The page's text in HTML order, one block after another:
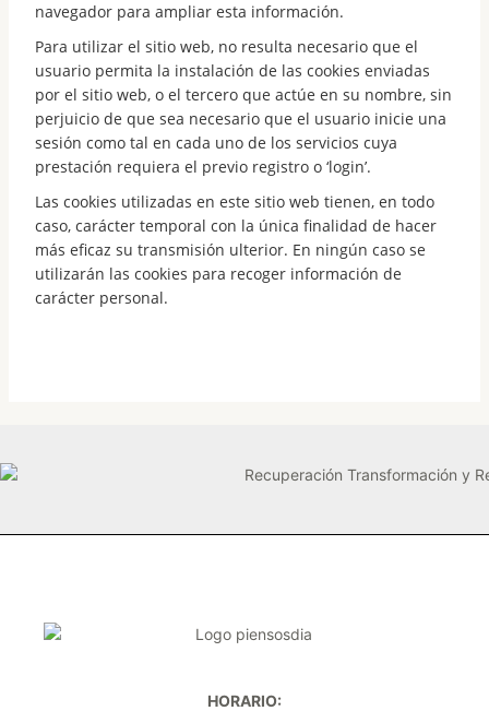
navegador para ampliar esta información.
Para utilizar el sitio web, no resulta necesario que el
usuario permita la instalación de las cookies enviadas
por el sitio web, o el tercero que actúe en su nombre, sin
perjuicio de que sea necesario que el usuario inicie una
sesión como tal en cada uno de los servicios cuya
prestación requiera el previo registro o ‘login’.
Las cookies utilizadas en este sitio web tienen, en todo
caso, carácter temporal con la única finalidad de hacer
más eficaz su transmisión ulterior. En ningún caso se
utilizarán las cookies para recoger información de
carácter personal.
HORARIO: